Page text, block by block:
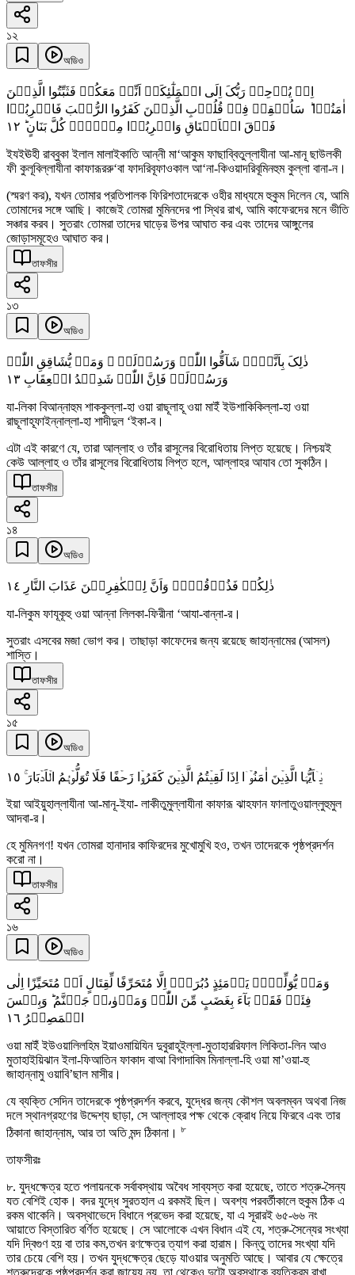
১২
অডিও
اِذۡ یُوۡحِیۡ رَبُّکَ اِلَی الۡمَلٰٓئِکَۃِ اَنِّیۡ مَعَکُمۡ فَثَبِّتُوا الَّذِیۡنَ
اٰمَنُوۡا ؕ سَاُلۡقِیۡ فِیۡ قُلُوۡبِ الَّذِیۡنَ کَفَرُوا الرُّعۡبَ فَاضۡرِبُوۡا
فَوۡقَ الۡاَعۡنَاقِ وَاضۡرِبُوۡا مِنۡہُمۡ کُلَّ بَنَانٍ ؕ ١٢
ইযইঊহী রাব্বুকা ইলাল মালাইকাতি আন্নী মা‘আকুম ফাছাব্বিতুল্লাযীনা আ-মানূ ছাউলকী
ফী কুলূবিল্লাযীনা কাফারূররু‘বা ফাদরিবূফাওকাল আ‘না-কিওয়াদরিবূমিনহুম কুল্লা বানা-ন।
(স্মরণ কর), যখন তোমার প্রতিপালক ফিরিশতাদেরকে ওহীর মাধ্যমে হুকুম দিলেন যে, আমি
তোমাদের সঙ্গে আছি। কাজেই তোমরা মুমিনদের পা স্থির রাখ, আমি কাফেরদের মনে ভীতি
সঞ্চার করব। সুতরাং তোমরা তাদের ঘাড়ের উপর আঘাত কর এবং তাদের আঙ্গুলের
জোড়াসমূহেও আঘাত কর।
তাফসীর
১৩
অডিও
ذٰلِکَ بِاَنَّہُمۡ شَآقُّوا اللّٰہَ وَرَسُوۡلَہٗ ۚ وَمَنۡ یُّشَاقِقِ اللّٰہَ
وَرَسُوۡلَہٗ فَاِنَّ اللّٰہَ شَدِیۡدُ الۡعِقَابِ ١٣
যা-লিকা বিআন্নাহুম শাককুল্লা-হা ওয়া রাছূলাহূ ওয়া মাইঁ ইউশাকিকিল্লা-হা ওয়া
রাছূলাহূফাইন্নাল্লা-হা শাদীদুল ‘ইকা-ব।
এটা এই কারণে যে, তারা আল্লাহ ও তাঁর রাসূলের বিরোধিতায় লিপ্ত হয়েছে। নিশ্চয়ই
কেউ আল্লাহ ও তাঁর রাসূলের বিরোধিতায় লিপ্ত হলে, আল্লাহর আযাব তো সুকঠিন।
তাফসীর
১৪
অডিও
ذٰلِکُمۡ فَذُوۡقُوۡہُ وَاَنَّ لِلۡکٰفِرِیۡنَ عَذَابَ النَّارِ ١٤
যা-লিকুম ফাযূকূহু ওয়া আন্না লিলকা-ফিরীনা ‘আযা-বান্না-র।
সুতরাং এসবের মজা ভোগ কর। তাছাড়া কাফেদের জন্য রয়েছে জাহান্নামের (আসল)
শাস্তি।
তাফসীর
১৫
অডিও
یٰۤاَیُّہَا الَّذِیۡنَ اٰمَنُوۡۤا اِذَا لَقِیۡتُمُ الَّذِیۡنَ کَفَرُوۡا زَحۡفًا فَلَا تُوَلُّوۡہُمُ الۡاَدۡبَارَ ۚ ١٥
ইয়া আইয়ুহাল্লাযীনা আ-মানূ-ইযা- লাকীতুমুল্লাযীনা কাফারূ ঝাহফান ফালাতুওয়াল্লুহুমুল
আদবা-র।
হে মুমিনগণ! যখন তোমরা হানাদার কাফিরদের মুখোমুখি হও, তখন তাদেরকে পৃষ্ঠপ্রদর্শন
করো না।
তাফসীর
১৬
অডিও
وَمَنۡ یُّوَلِّہِمۡ یَوۡمَئِذٍ دُبُرَہٗۤ اِلَّا مُتَحَرِّفًا لِّقِتَالٍ اَوۡ مُتَحَیِّزًا اِلٰی
فِئَۃٍ فَقَدۡ بَآءَ بِغَضَبٍ مِّنَ اللّٰہِ وَمَاۡوٰىہُ جَہَنَّمُ ؕ وَبِئۡسَ
الۡمَصِیۡرُ ١٦
ওয়া মাইঁ ইউওয়ালিলহিম ইয়াওমায়িযিন দুবুরাহূইল্লা-মুতাহাররিফাল লিকিতা-লিন আও
মুতাহাইয়িঝান ইলা-ফিআতিন ফাকাদ বাআ বিগাদাবিম মিনাল্লা-হি ওয়া মা’ওয়া-হু
জাহান্নামু ওয়াবি’ছাল মাসীর।
যে ব্যক্তি সেদিন তাদেরকে পৃষ্ঠপ্রদর্শন করবে, যুদ্ধের জন্য কৌশল অবলম্বন অথবা নিজ
দলে স্থানগ্রহণের উদ্দেশ্য ছাড়া, সে আল্লাহর পক্ষ থেকে ক্রোধ নিয়ে ফিরবে এবং তার
ঠিকানা জাহান্নাম, আর তা অতি মন্দ ঠিকানা। ৮
তাফসীরঃ
৮. যুদ্ধক্ষেত্র হতে পলায়নকে সর্বাবস্থায় অবৈধ সাব্যস্ত করা হয়েছে, তাতে শত্রু-সৈন্য
যত বেশিই হোক। বদর যুদ্ধে সুরতহাল এ রকমই ছিল। অবশ্য পরবর্তীকালে হুকুম ঠিক এ
রকম থাকেনি। অবস্থাভেদে বিধানে প্রভেদ করা হয়েছে, যা এ সূরারই ৬৫-৬৬ নং
আয়াতে বিস্তারিত বর্ণিত হয়েছে। সে আলোকে এখন বিধান এই যে, শত্রু-সৈন্যের সংখ্যা
যদি দ্বিগুণ হয় বা তার কম,তখন রণক্ষেত্র ত্যাগ করা হারাম। কিন্তু তাদের সংখ্যা যদি
তার চেয়ে বেশি হয়। তখন যুদ্ধক্ষেত্র ছেড়ে যাওয়ার অনুমতি আছে। আবার যে ক্ষেত্রে
শত্রুদেরকে পৃষ্ঠপ্রদর্শন করা জায়েয নয়, তা থেকেও দুটো অবস্থাকে ব্যতিক্রম রাখা